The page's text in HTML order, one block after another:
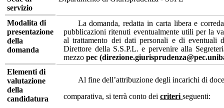
servizio
Modalita di
presentazione
della
domanda
La domanda, redatta in carta libera e
pubblicazioni ritenuti eventualmente utili per la
al trattamento dei dati personali e di eventuali
Direttore della S.S.P.L. e pervenire alla
mezzopec
Elementi di
valutazione
della
candidatura
Al fine dell’attribuzione degli incarichi di
comparativa, si terrà conto deicriteri seguenti: